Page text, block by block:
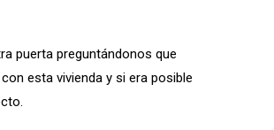
puerta preguntándonos que
esta vivienda y si era posible